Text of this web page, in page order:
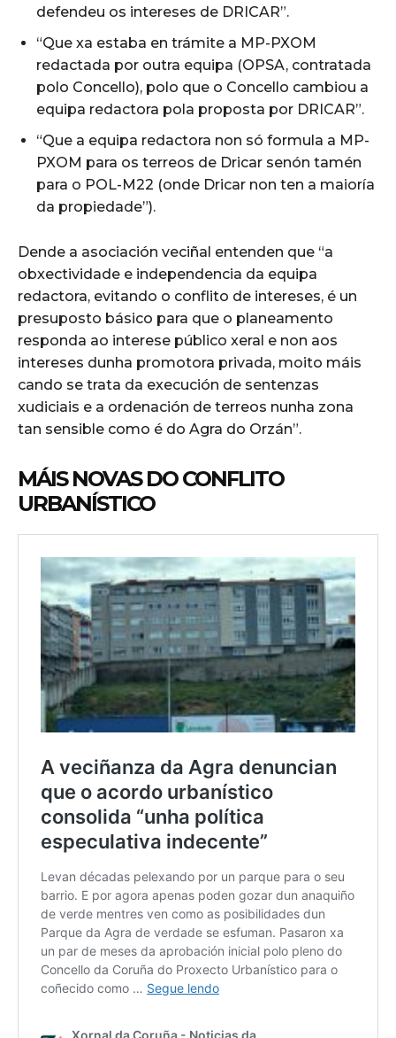
defendeu os intereses de DRICAR”.
“Que xa estaba en trámite a MP-PXOM
redactada por outra equipa (OPSA, contratada
polo Concello), polo que o Concello cambiou a
equipa redactora pola proposta por DRICAR”.
“Que a equipa redactora non só formula a MP-
PXOM para os terreos de Dricar senón tamén
para o POL-M22 (onde Dricar non ten a maioría
da propiedade”).
Dende a asociación veciñal entenden que “a
obxectividade e independencia da equipa
redactora, evitando o conflito de intereses, é un
presuposto básico para que o planeamento
responda ao interese público xeral e non aos
intereses dunha promotora privada, moito máis
cando se trata da execución de sentenzas
xudiciais e a ordenación de terreos nunha zona
tan sensible como é do Agra do Orzán”.
MÁIS NOVAS DO CONFLITO
URBANÍSTICO